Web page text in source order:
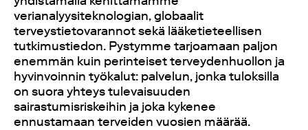
verianalyysiteknologian, globaalit
terveystietovarannot sekä lääketieteellisen
tutkimustiedon. Pystymme tarjoamaan paljon
enemmän kuin perinteiset terveydenhuollon ja
hyvinvoinnin työkalut: palvelun, jonka tuloksilla
on suora yhteys tulevaisuuden
sairastumisriskeihin ja joka kykenee
ennustamaan terveiden vuosien määrää.